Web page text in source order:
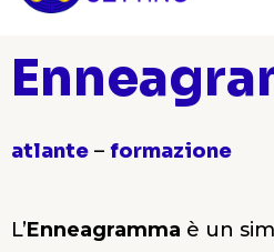
atlante – formazione
L’Enneagramma è un